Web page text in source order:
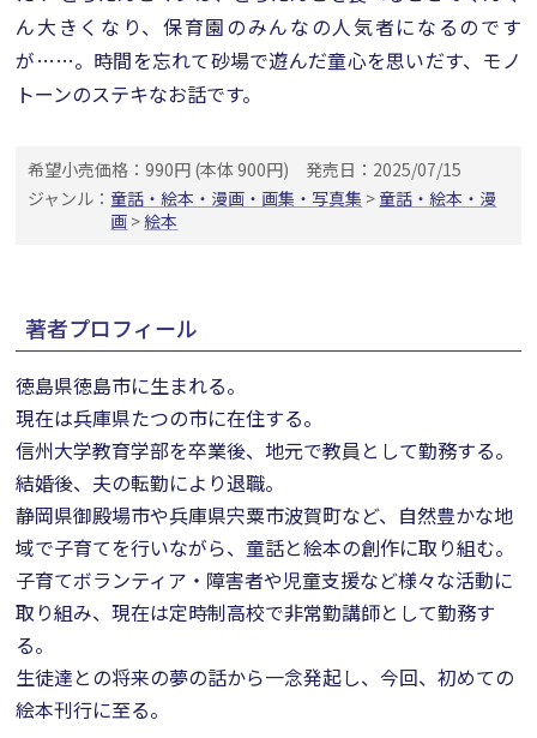
ん大きくなり、保育園のみんなの人気者になるのです
が……。時間を忘れて砂場で遊んだ童心を思いだす、モノ
トーンのステキなお話です。
希望小売価格：990円 (本体 900円)
発売日：2025/07/15
ジャンル： 童話・絵本・漫画・画集・写真集 > 童話・絵本・漫
画 >絵本
著者プロフィール
徳島県徳島市に生まれる。
現在は兵庫県たつの市に在住する。
信州大学教育学部を卒業後、地元で教員として勤務する。
結婚後、夫の転勤により退職。
静岡県御殿場市や兵庫県宍粟市波賀町など、自然豊かな地
域で子育てを行いながら、童話と絵本の創作に取り組む。
子育てボランティア・障害者や児童支援など様々な活動に
取り組み、現在は定時制高校で非常勤講師として勤務す
る。
生徒達との将来の夢の話から一念発起し、今回、初めての
絵本刊行に至る。